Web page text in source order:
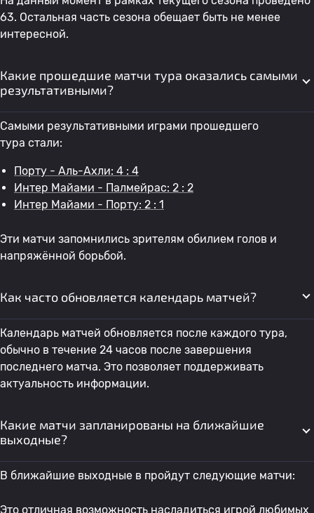
63. Остальная часть сезона обещает быть не менее
интересной.
Какие прошедшие матчи тура оказались самыми
результативными?
Самыми результативными играми прошедшего
тура стали:
Порту - Аль-Ахли: 4 : 4
Интер Майами - Палмейрас: 2 : 2
Интер Майами - Порту: 2 : 1
Эти матчи запомнились зрителям обилием голов и
напряжённой борьбой.
Как часто обновляется календарь матчей?
Календарь матчей обновляется после каждого тура,
обычно в течение 24 часов после завершения
последнего матча. Это позволяет поддерживать
актуальность информации.
Какие матчи запланированы на ближайшие
выходные?
В ближайшие выходные в пройдут следующие матчи:
Это отличная возможность насладиться игрой любимых